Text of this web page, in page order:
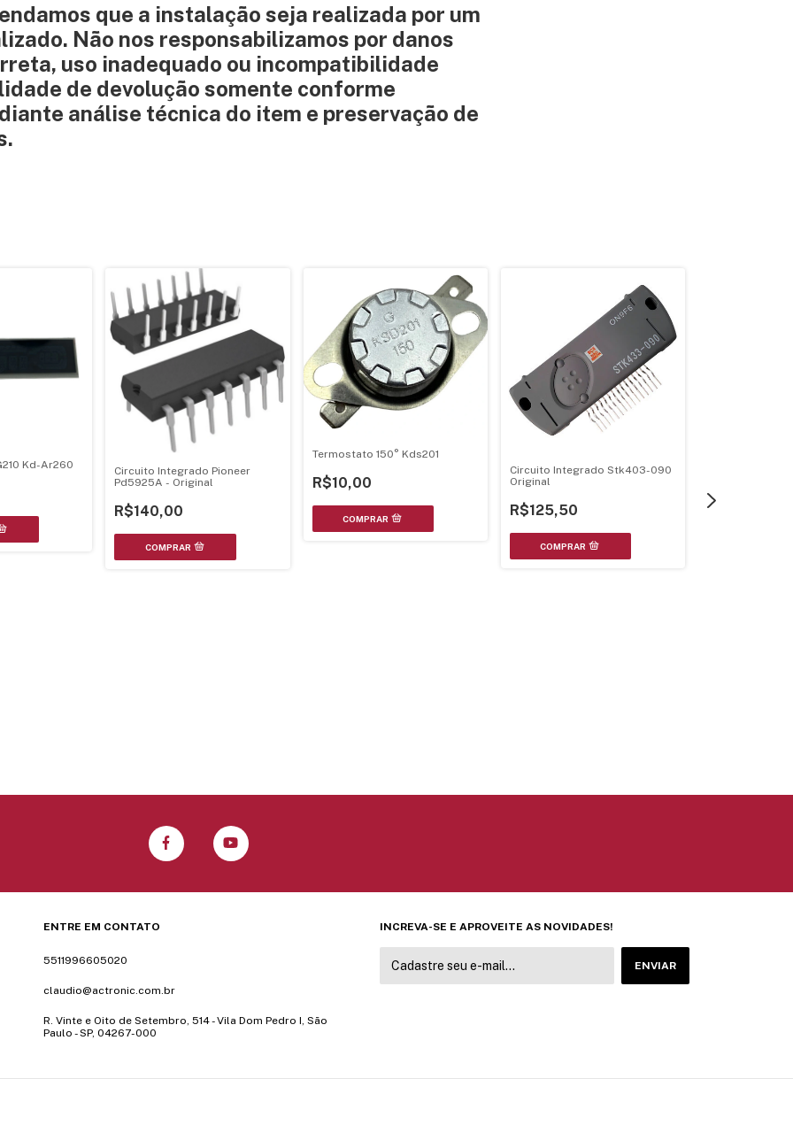
que a instalação seja realizada por um
Não nos responsabilizamos por danos
uso inadequado ou incompatibilidade
de devolução somente conforme
análise técnica do item e preservação de
Kd-Ar260
Circuito Integrado Pioneer
Pd5925A - Original
R$140,00
Termostato 150° Kds201
R$10,00
Circuito Integrado Stk403-090
Original
R$125,50 R$135,00
ENTRE EM CONTATO
5511996605020
claudio@actronic.com.br
R. Vinte e Oito de Setembro, 514 - Vila Dom Pedro I, São
Paulo - SP, 04267-000
INCREVA-SE E APROVEITE AS NOVIDADES!